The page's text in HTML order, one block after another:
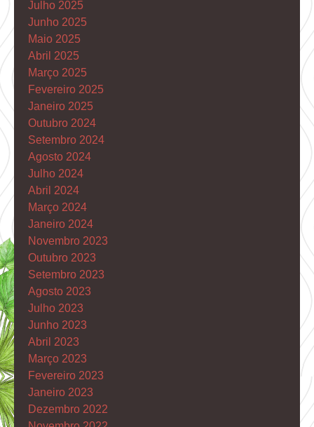
Julho 2025
Junho 2025
Maio 2025
Abril 2025
Março 2025
Fevereiro 2025
Janeiro 2025
Outubro 2024
Setembro 2024
Agosto 2024
Julho 2024
Abril 2024
Março 2024
Janeiro 2024
Novembro 2023
Outubro 2023
Setembro 2023
Agosto 2023
Julho 2023
Junho 2023
Abril 2023
Março 2023
Fevereiro 2023
Janeiro 2023
Dezembro 2022